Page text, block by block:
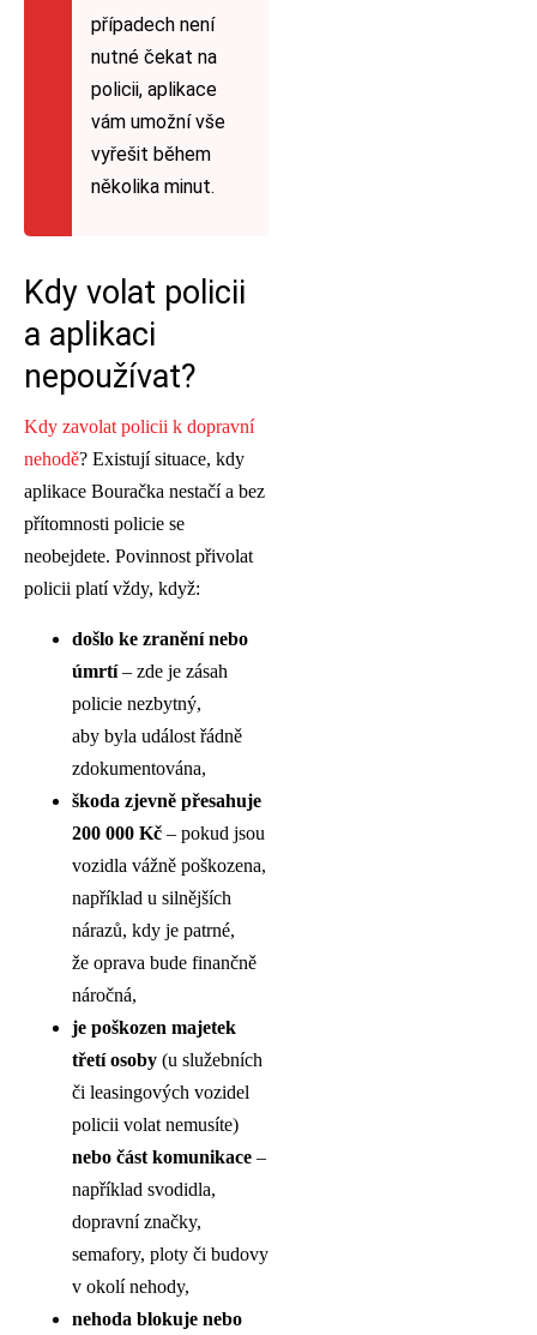
případech není
nutné čekat na
policii, aplikace
vám umožní vše
vyřešit během
několika minut.
Kdy volat policii
a aplikaci
nepoužívat?
Kdy zavolat policii k dopravní
nehodě? Existují situace, kdy
aplikace Bouračka nestačí a bez
přítomnosti policie se
neobejdete. Povinnost přivolat
policii platí vždy, když:
došlo ke zranění nebo
úmrtí– zde je zásah
policie nezbytný,
aby byla událost řádně
zdokumentována,
škoda zjevně přesahuje
200 000 Kč – pokud jsou
vozidla vážně poškozena,
například u silnějších
nárazů, kdy je patrné,
že oprava bude finančně
náročná,
je poškozen majetek
třetí osoby (u služebních
či leasingových vozidel
policii volat nemusíte)
nebo část komunikace –
například svodidla,
dopravní značky,
semafory, ploty či budovy
v okolí nehody,
nehoda blokuje nebo